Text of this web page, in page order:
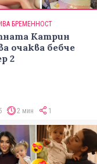
БРЕМЕННОСТ
Катрин
очаква бебче
2
2 мин 1